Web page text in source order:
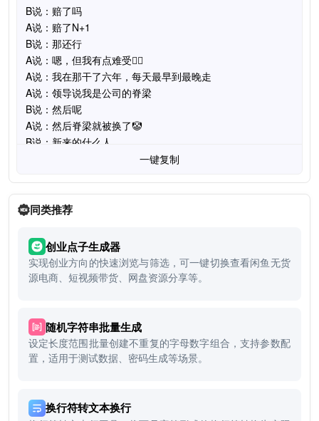
一键复制
同类推荐
创业点子生成器
实现创业方向的快速浏览与筛选，可一键切换查看闲鱼无货
源电商、短视频带货、网盘资源分享等。
随机字符串批量生成
设定长度范围批量创建不重复的字母数字组合，支持参数配
置，适用于测试数据、密码生成等场景。
换行符转文本换行